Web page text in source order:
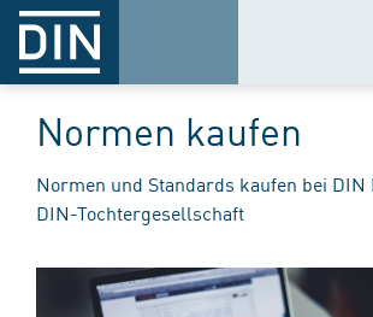
Normen kaufen
Normen und Standards kaufen bei DIN
DIN-Tochtergesellschaft